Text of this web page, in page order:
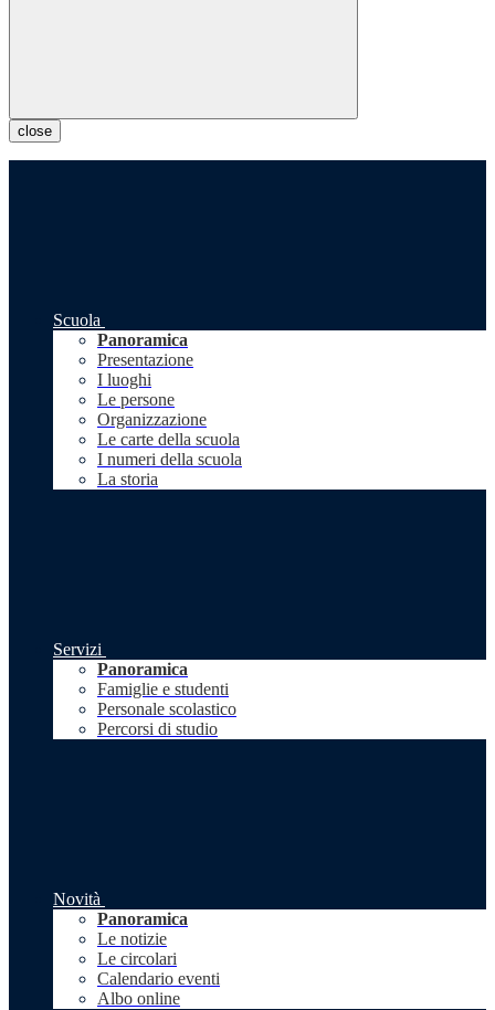
close
Scuola
Panoramica
Presentazione
I luoghi
Le persone
Organizzazione
Le carte della scuola
I numeri della scuola
La storia
Servizi
Panoramica
Famiglie e studenti
Personale scolastico
Percorsi di studio
Novità
Panoramica
Le notizie
Le circolari
Calendario eventi
Albo online